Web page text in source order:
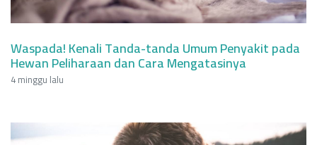
Waspada! Kenali Tanda-tanda Umum Penyakit pada
Hewan Peliharaan dan Cara Mengatasinya
4 minggu lalu